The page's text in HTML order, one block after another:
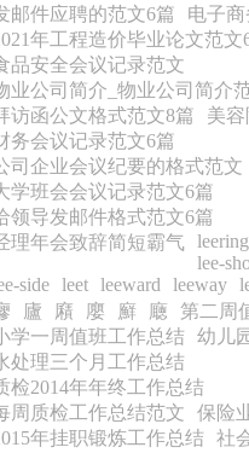
邮件应聘的范文6篇
电子
年工程造价毕业论文范文
品安全会议记录范文
业公司简介_物业公司简介
访函公文格式范文8篇
美
务会议记录范文6篇
司企业会议纪要的格式范文
学班会会议记录范文6篇
领导发邮件格式范文6篇
理年会致辞简短霸气 leering
lee-
side leet leeward leeway
廬 廭 廮 廯 廰
第二周
学一周值班工作总结 幼儿
处理三个月工作总结
检2014年年终工作总结
周质检工作总结范文
保险
年挂职锻炼工作总结 社